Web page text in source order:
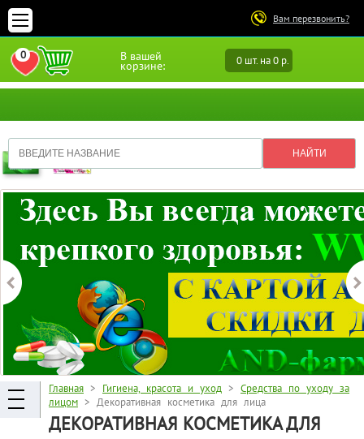
Вам перезвонить?
В вашей
корзине: 0 шт. на 0 р.
0
ПЕРЕЙТИ В ИЗБРАННОЕ
Главная > Гигиена, красота и уход > Средства по уходу за
лицом > Декоративная косметика для лица
ДЕКОРАТИВНАЯ КОСМЕТИКА ДЛЯ